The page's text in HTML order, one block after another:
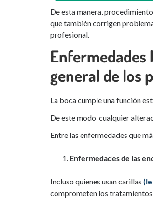
De esta manera,
que también corrigen
profesional.
general de los
La boca cumple una función
De este modo, cualquier
Entre las enfermedades que
Enfermedades de las
Incluso quienes usan carillas
comprometen los